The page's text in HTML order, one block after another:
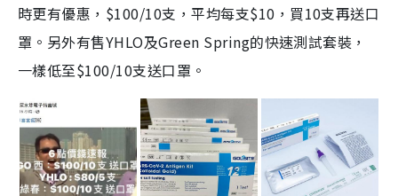
時更有優惠，$100/10支，平均每支$10，買10支再送口
罩。另外有售YHLO及Green Spring的快速測試套裝，
一樣低至$100/10支送口罩。